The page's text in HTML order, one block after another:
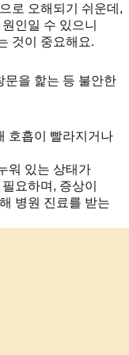
로 오해되기 쉬운데,
인일 수 있으니
것이 중요해요.
문을 핥는 등 불안한
호흡이 빨라지거나
워 있는 상태가
요하며, 증상이
병원 진료를 받는